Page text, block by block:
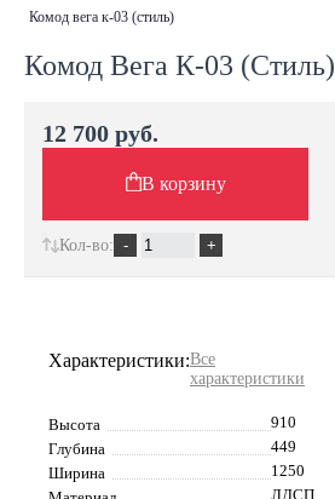
комод вега к-03 (стиль)
Комод Вега К-03 (Стиль)
Характеристики:Все
характеристики
Высота
910
Глубина
449
Ширина
1250
ЛДСП
12 700 руб.
В корзину
Кол-во: